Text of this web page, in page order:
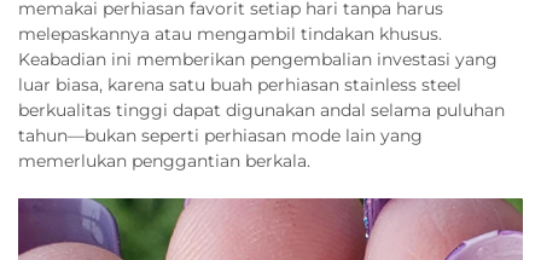
memakai perhiasan favorit setiap hari tanpa harus
melepaskannya atau mengambil tindakan khusus.
Keabadian ini memberikan pengembalian investasi yang
luar biasa, karena satu buah perhiasan stainless steel
berkualitas tinggi dapat digunakan andal selama puluhan
tahun—bukan seperti perhiasan mode lain yang
memerlukan penggantian berkala.